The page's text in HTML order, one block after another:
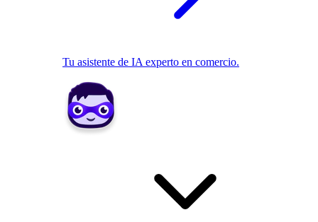
Tu asistente de IA experto en comercio.